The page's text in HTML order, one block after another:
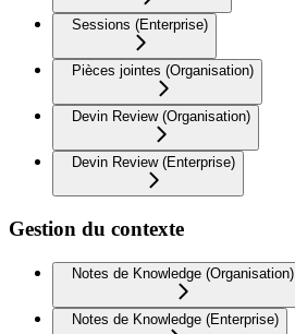
Sessions (Enterprise)
Pièces jointes (Organisation)
Devin Review (Organisation)
Devin Review (Enterprise)
Gestion du contexte
Notes de Knowledge (Organisation)
Notes de Knowledge (Enterprise)